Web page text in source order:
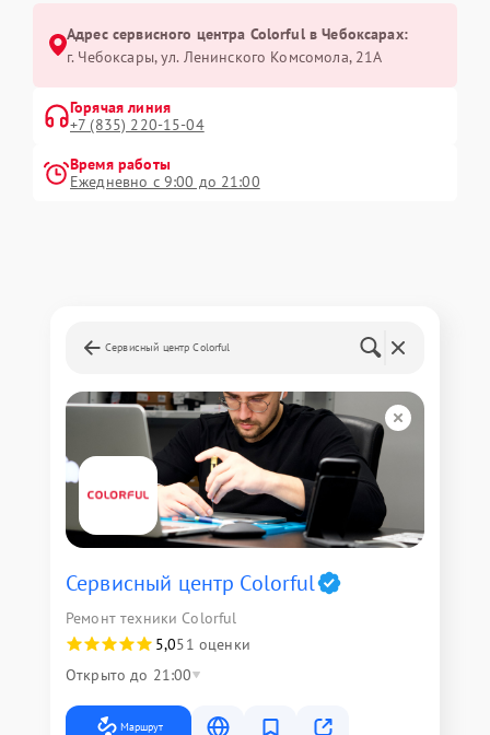
Адрес сервисного центра Colorful в Чебоксарах:
г. Чебоксары, ул. Ленинского Комсомола, 21А
Горячая линия
+7 (835) 220-15-04
Время работы
Ежедневно с 9:00 до 21:00
Сервисный центр Colorful
Сервисный центр Colorful
Ремонт техники Colorful
5,051 оценки
Открыто до 21:00
Маршрут